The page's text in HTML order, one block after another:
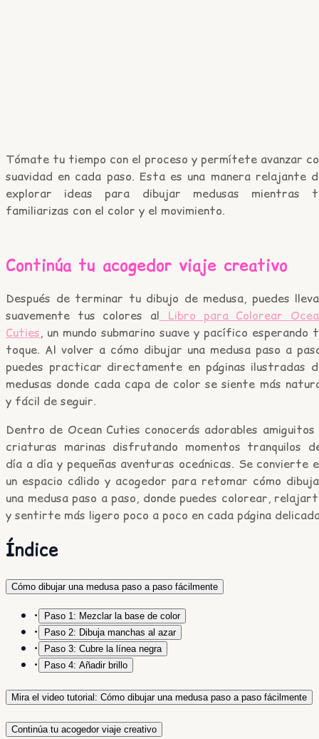
Tómate tu tiempo con el proceso y permítete avanzar
suavidad en cada paso. Esta es una manera relajante
explorar ideas para dibujar medusas mientras
familiarizas con el color y el movimiento.
Continúa tu acogedor viaje creativo
Después de terminar tu dibujo de medusa, puedes
suavemente tus colores al
Libro para Colorear
Cuties, un mundo submarino suave y pacífico esperando
toque. Al volver a cómo dibujar una medusa paso a
puedes practicar directamente en páginas ilustradas
medusas donde cada capa de color se siente más
y fácil de seguir.
Dentro de Ocean Cuties conocerás adorables amiguitos
criaturas marinas disfrutando momentos tranquilos
día a día y pequeñas aventuras oceánicas. Se convierte
un espacio cálido y acogedor para retomar cómo
una medusa paso a paso, donde puedes colorear,
y sentirte más ligero poco a poco en cada página
Índice
Cómo dibujar una medusa paso a paso fácilmente
• Paso 1: Mezclar la base de color
• Paso 2: Dibuja manchas al azar
• Paso 3: Cubre la línea negra
• Paso 4: Añadir brillo
Mira el video tutorial: Cómo dibujar una medusa paso a paso fácilmente
Continúa tu acogedor viaje creativo